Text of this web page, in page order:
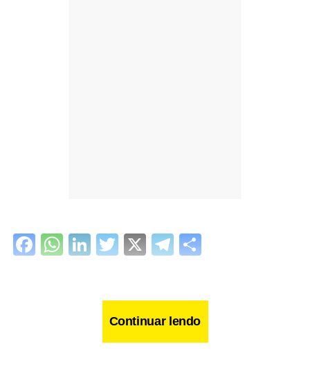
Facebook
WhatsApp
LinkedIn
Twitter
X Telegram
Continuar lendo